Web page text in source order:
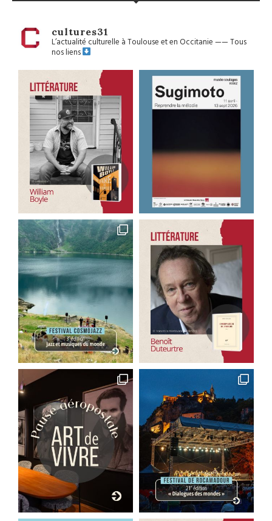
cultures31
L’actualité culturelle à Toulouse et en Occitanie——Tous
nos liens